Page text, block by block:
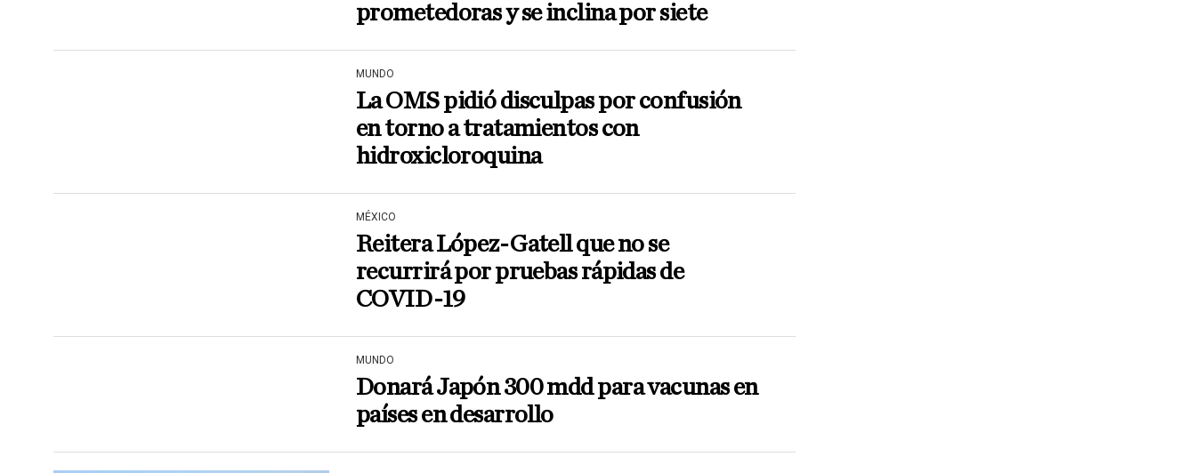
prometedoras y se inclina por siete
MUNDO
La OMS pidió disculpas por confusión
en torno a tratamientos con
hidroxicloroquina
MÉXICO
Reitera López-Gatell que no se
recurrirá por pruebas rápidas de
COVID-19
MUNDO
Donará Japón 300 mdd para vacunas en
países en desarrollo